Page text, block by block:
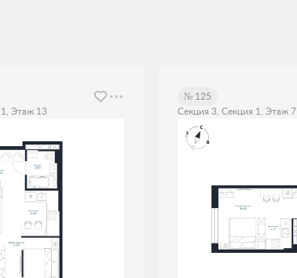
1, Этаж 13
№ 125
Секция 3, Секция 1, Этаж 7